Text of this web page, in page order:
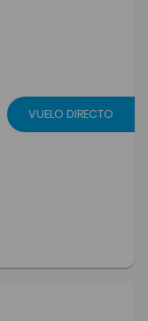
VUELO DIRECTO